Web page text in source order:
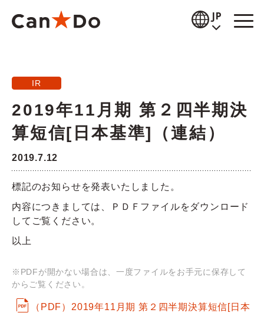
JP
お知らせ
商品情報
店舗検索
公式通販
採用情報
IR
2019年11月期 第２四半期決
算短信[日本基準]（連結）
2019.7.12
標記のお知らせを発表いたしました。
内容につきましては、ＰＤＦファイルをダウンロード
してご覧ください。
以上
※PDFが開かない場合は、一度ファイルをお手元に保存して
からご覧ください。
（PDF）2019年11月期 第２四半期決算短信[日本